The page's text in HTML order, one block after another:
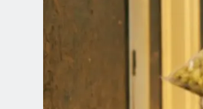
Spanish (Spain)
Spanish (Latin America)
German
French